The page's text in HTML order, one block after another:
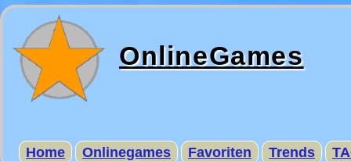
OnlineGames
Home Onlinegames Favoriten Trends